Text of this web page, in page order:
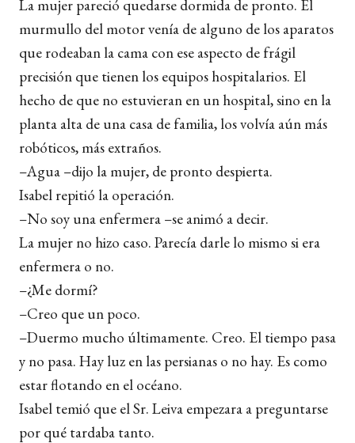
La mujer pareció quedarse dormida de pronto. El
murmullo del motor venía de alguno de los aparatos
que rodeaban la cama con ese aspecto de frágil
precisión que tienen los equipos hospitalarios. El
hecho de que no estuvieran en un hospital, sino en la
planta alta de una casa de familia, los volvía aún más
robóticos, más extraños.
–Agua –dijo la mujer, de pronto despierta.
Isabel repitió la operación.
–No soy una enfermera –se animó a decir.
La mujer no hizo caso. Parecía darle lo mismo si era
enfermera o no.
–¿Me dormí?
–Creo que un poco.
–Duermo mucho últimamente. Creo. El tiempo pasa
y no pasa. Hay luz en las persianas o no hay. Es como
estar flotando en el océano.
Isabel temió que el Sr. Leiva empezara a preguntarse
por qué tardaba tanto.